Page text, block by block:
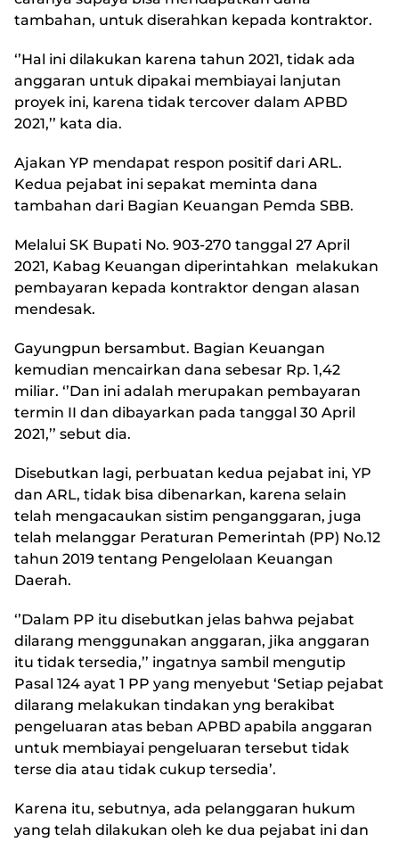
tambahan, untuk diserahkan kepada kontraktor.
‘’Hal ini dilakukan karena tahun 2021, tidak ada
anggaran untuk dipakai membiayai lanjutan
proyek ini, karena tidak tercover dalam APBD
2021,’’ kata dia.
Ajakan YP mendapat respon positif dari ARL.
Kedua pejabat ini sepakat meminta dana
tambahan dari Bagian Keuangan Pemda SBB.
Melalui SK Bupati No. 903-270 tanggal 27 April
2021, Kabag Keuangan diperintahkan melakukan
pembayaran kepada kontraktor dengan alasan
mendesak.
Gayungpun bersambut. Bagian Keuangan
kemudian mencairkan dana sebesar Rp. 1,42
miliar. ‘’Dan ini adalah merupakan pembayaran
termin II dan dibayarkan pada tanggal 30 April
2021,’’ sebut dia.
Disebutkan lagi, perbuatan kedua pejabat ini, YP
dan ARL, tidak bisa dibenarkan, karena selain
telah mengacaukan sistim penganggaran, juga
telah melanggar Peraturan Pemerintah (PP) No.12
tahun 2019 tentang Pengelolaan Keuangan
Daerah.
‘’Dalam PP itu disebutkan jelas bahwa pejabat
dilarang menggunakan anggaran, jika anggaran
itu tidak tersedia,’’ ingatnya sambil mengutip
Pasal 124 ayat 1 PP yang menyebut ‘Setiap pejabat
dilarang melakukan tindakan yng berakibat
pengeluaran atas beban APBD apabila anggaran
untuk membiayai pengeluaran tersebut tidak
terse dia atau tidak cukup tersedia’.
Karena itu, sebutnya, ada pelanggaran hukum
yang telah dilakukan oleh ke dua pejabat ini dan